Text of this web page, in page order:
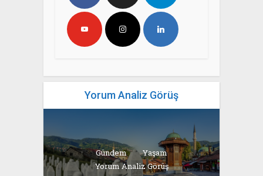
Yorum Analiz Görüş
Gündem
Yaşam
Yorum Analiz Görüş